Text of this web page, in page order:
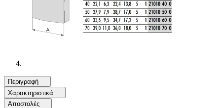
Περιγραφή
Χαρακτηριστικά
Αποστολές